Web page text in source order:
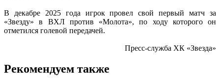
В декабре 2025 года игрок провел свой первый матч за
«Звезду» в ВХЛ против «Молота», по ходу которого он
отметился голевой передачей.
Пресс-служба ХК «Звезда»
Рекомендуем также